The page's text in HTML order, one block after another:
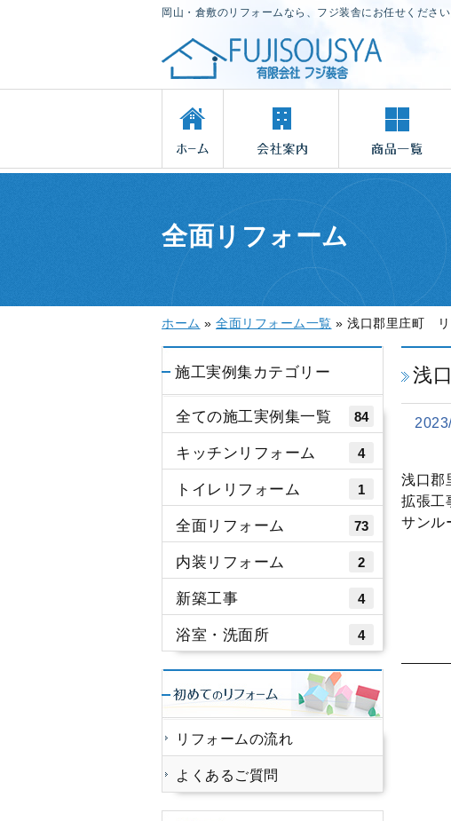
岡山・倉敷のリフォームなら、フジ装舎にお任せください
全面リフォーム
ホーム » 全面リフォーム一覧 » 浅口郡里庄町 リ
浅
浅口郡
拡張工
サンル
施工実例集カテゴリー
全ての施工実例集一覧 84
キッチンリフォーム 4
トイレリフォーム 1
全面リフォーム 73
内装リフォーム 2
新築工事 4
浴室・洗面所 4
リフォームの流れ
よくあるご質問